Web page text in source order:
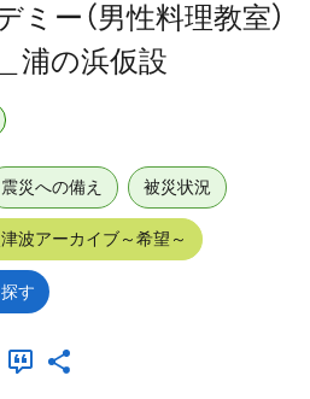
ー（男性料理教室）
浦の浜仮設
震災への備え 被災状況
波アーカイブ～希望～
す